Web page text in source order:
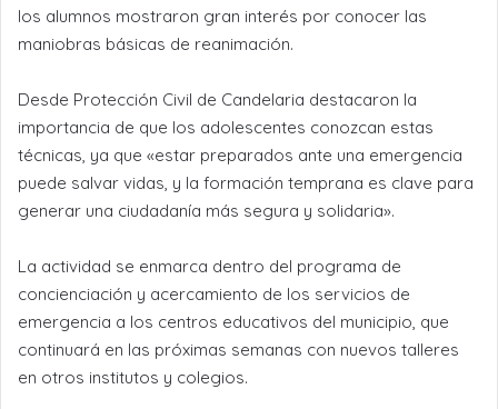
los alumnos mostraron gran interés por conocer las
maniobras básicas de reanimación.
Desde Protección Civil de Candelaria destacaron la
importancia de que los adolescentes conozcan estas
técnicas, ya que «estar preparados ante una emergencia
puede salvar vidas, y la formación temprana es clave para
generar una ciudadanía más segura y solidaria».
La actividad se enmarca dentro del programa de
concienciación y acercamiento de los servicios de
emergencia a los centros educativos del municipio, que
continuará en las próximas semanas con nuevos talleres
en otros institutos y colegios.